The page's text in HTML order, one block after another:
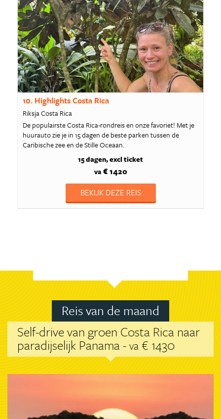
10. Highlights Costa Rica
Riksja Costa Rica
De populairste Costa Rica-rondreis en onze favoriet! Met je
huurauto zie je in 15 dagen de beste parken tussen de
Caribische zee en de Stille Oceaan.
15 dagen excl ticket
va€ 1420
BEKIJK DEZE REIS
Reis van de maand
Self-drive van groen Costa Rica naar
paradijselijk Panama -va € 1430